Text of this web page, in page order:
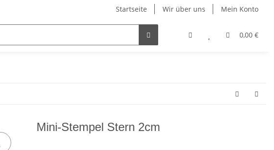
Startseite Wir über uns Mein Konto
0,00 €
Mini-Stempel Stern 2cm